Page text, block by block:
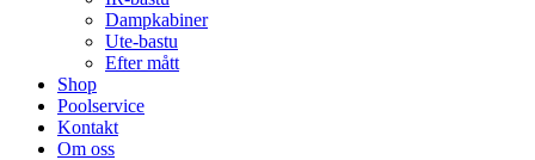
Dampkabiner
Ute-bastu
Efter mått
Shop
Poolservice
Kontakt
Om oss